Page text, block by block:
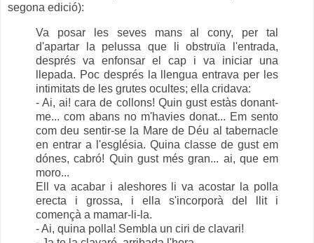
segona edició):
Va posar les seves mans al cony, per tal
d'apartar la pelussa que li obstruïa l'entrada,
després va enfonsar el cap i va iniciar una
llepada. Poc després la llengua entrava per les
intimitats de les grutes ocultes; ella cridava:
- Ai, ai! cara de collons! Quin gust estàs donant-
me... com abans no m'havies donat... Em sento
com deu sentir-se la Mare de Déu al tabernacle
en entrar a l'església. Quina classe de gust em
dónes, cabró! Quin gust més gran... ai, que em
moro...
Ell va acabar i aleshores li va acostar la polla
erecta i grossa, i ella s'incorporà del llit i
començà a mamar-li-la.
- Ai, quina polla! Sembla un ciri de clavari!